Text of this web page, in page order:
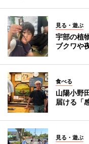
見る・遊ぶ
宇部の植
ブクワや
食べる
山陽小野
届ける「
見る・遊ぶ